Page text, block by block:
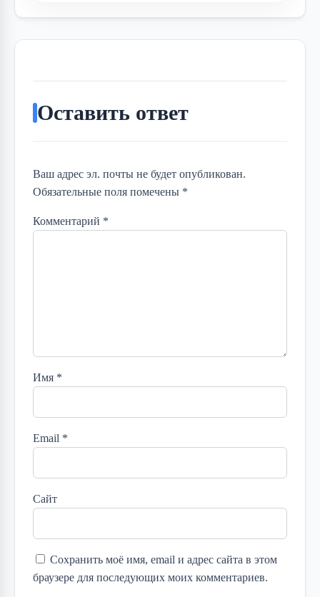
Оставить ответ
Ваш адрес эл. почты не будет опубликован.
Обязательные поля помечены *
Комментарий *
Имя *
Email *
Сайт
Сохранить моё имя, email и адрес сайта в этом
браузере для последующих моих комментариев.